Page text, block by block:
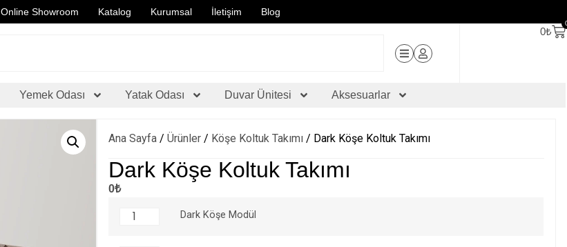
Online Showroom Katalog Kurumsal İletişim Blog
0₺
Yemek Odası Yatak Odası Duvar Ünitesi Aksesuarlar
Ana Sayfa /Ürünler / Köşe Koltuk Takımı / Dark Köşe Koltuk Takımı
Dark Köşe Koltuk Takımı
0₺
Dark Köşe Modül